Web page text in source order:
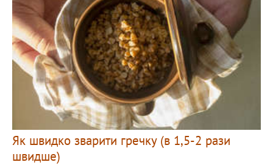
Як швидко зварити гречку (в 1,5-2 рази
швидше)